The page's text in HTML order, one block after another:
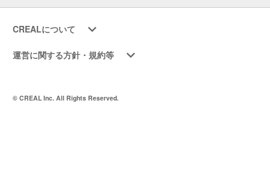
CREALについて
運営に関する方針・規約等
© CREAL Inc. All Rights Reserved.